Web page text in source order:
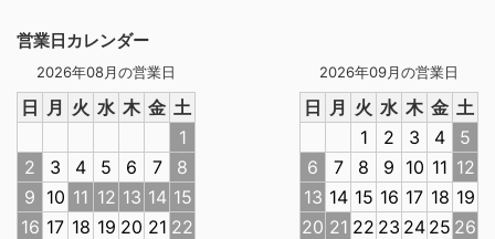
営業日カレンダー
2026年08月の営業日
日 月 火 水 木 金 土
1
2
3 4 5 6 7
8
9 10 11 12 13 14 15
16 17 18 19 20 21 22
2026年09月の営業日
日 月 火 水 木 金 土
1
2 3 4
5
6
7 8 9 10 11 12
13 14 15 16 17 18 19
20 21 22 23 24 25 26